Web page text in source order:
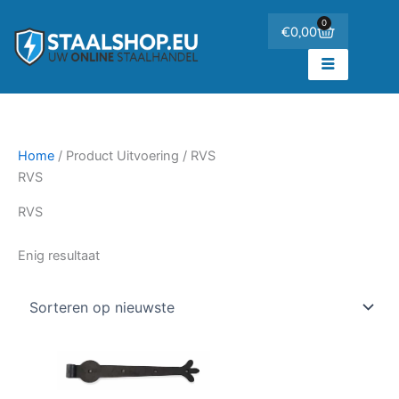
inhoud
naar
€0,00 0
Home / Product Uitvoering / RVS
RVS
RVS
Enig resultaat
Prijsklasse:
€27,83
product